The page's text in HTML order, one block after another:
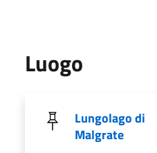
Luogo
Lungolago di
Malgrate